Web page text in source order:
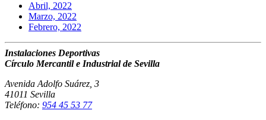
Abril, 2022
Marzo, 2022
Febrero, 2022
Instalaciones Deportivas
Círculo Mercantil e Industrial de Sevilla
Avenida Adolfo Suárez, 3
41011 Sevilla
Teléfono: 954 45 53 77